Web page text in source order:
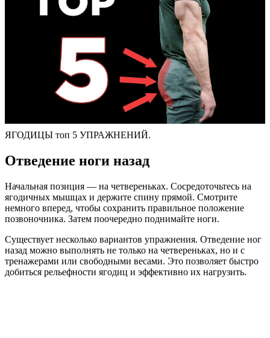
ЯГОДИЦЫ топ 5 УПРАЖНЕНИЙ.
Отведение ноги назад
Начальная позиция — на четвереньках. Сосредоточьтесь на
ягодичных мышцах и держите спину прямой. Смотрите
немного вперед, чтобы сохранить правильное положение
позвоночника. Затем поочередно поднимайте ноги.
Существует несколько вариантов упражнения. Отведение ног
назад можно выполнять не только на четвереньках, но и с
тренажерами или свободными весами. Это позволяет быстро
добиться рельефности ягодиц и эффективно их нагрузить.